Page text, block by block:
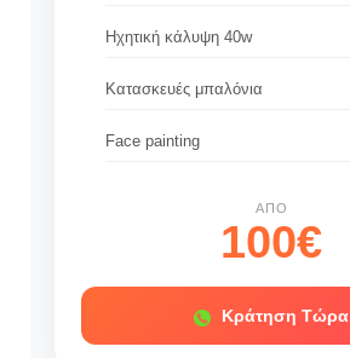
Ηχητική κάλυψη 40w
Κατασκευές μπαλόνια
Face painting
ΑΠΌ
100€
Κράτηση Τώρα